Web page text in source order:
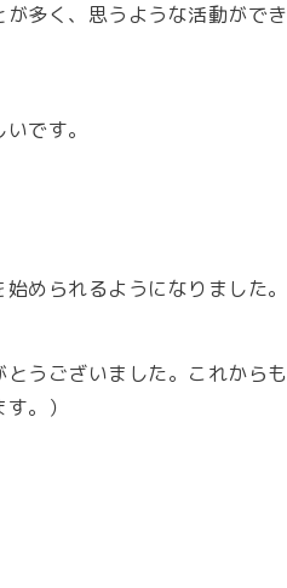
多く、思うような活動ができ
です。
められるようになりました。
うございました。これからも
。）